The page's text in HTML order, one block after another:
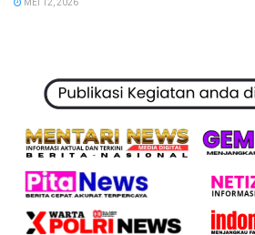
MEI 12, 2026